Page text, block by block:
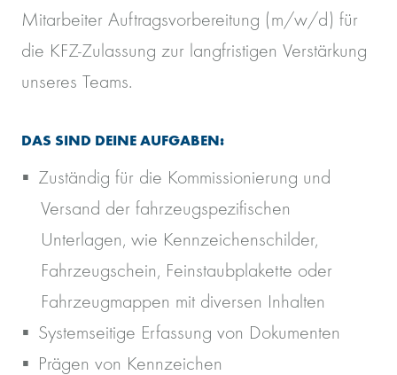
Mitarbeiter Auftragsvorbereitung (m/w/d) für
die KFZ-Zulassung zur langfristigen Verstärkung
unseres Teams.
DAS SIND DEINE AUFGABEN:
Zuständig für die Kommissionierung und
Versand der fahrzeugspezifischen
Unterlagen, wie Kennzeichenschilder,
Fahrzeugschein, Feinstaubplakette oder
Fahrzeugmappen mit diversen Inhalten
Systemseitige Erfassung von Dokumenten
Prägen von Kennzeichen